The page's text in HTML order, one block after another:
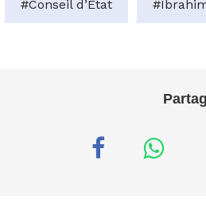
#Conseil d’Etat